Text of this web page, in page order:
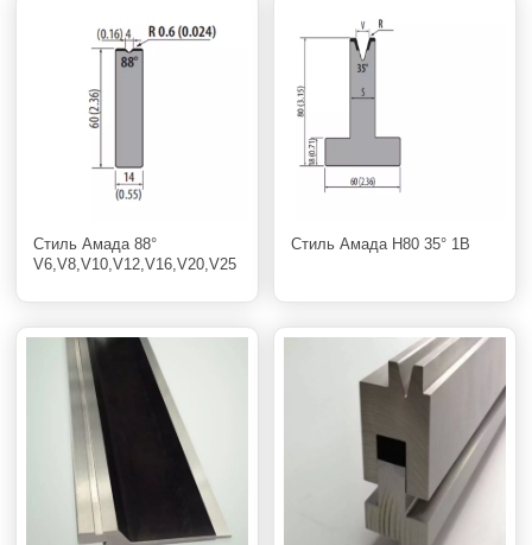
Стиль Амада 88°
V6,V8,V10,V12,V16,V20,V25
Стиль Амада H80 35° 1В